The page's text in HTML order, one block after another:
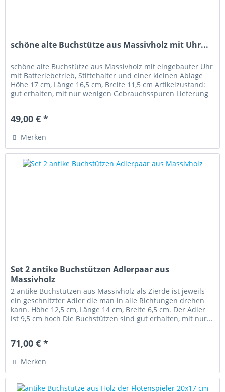
schöne alte Buchstütze aus Massivholz mit Uhr...
schöne alte Buchstütze aus Massivholz mit eingebauter Uhr
mit Batteriebetrieb, Stiftehalter und einer kleinen Ablage
Höhe 17 cm, Länge 16,5 cm, Breite 11,5 cm Artikelzustand:
gut erhalten, mit nur wenigen Gebrauchsspuren Lieferung
49,00 € *
Merken
Set 2 antike Buchstützen Adlerpaar aus
Massivholz
2 antike Buchstützen aus Massivholz als Zierde ist jeweils
ein geschnitzter Adler die man in alle Richtungen drehen
kann. Höhe 12,5 cm, Länge 14 cm, Breite 6,5 cm. Der Adler
ist 9,5 cm hoch Die Buchstützen sind gut erhalten, mit nur...
71,00 € *
Merken